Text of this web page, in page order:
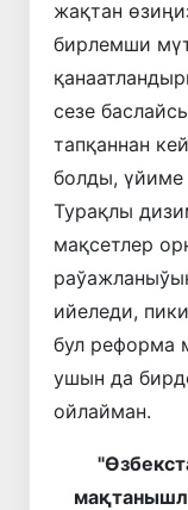
жақтан
бирлемши
сезе
тапқаннан
болды, үйиме
Турақлы
мақсетлер
ийеледи,
бул реформа
ушын да
ойлайман.